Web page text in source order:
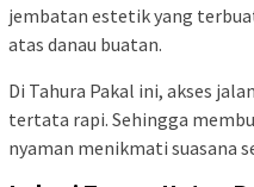
jembatan estetik yang
atas danau buatan.
Di Tahura Pakal ini, akses
tertata rapi. Sehingga
nyaman menikmati suasana